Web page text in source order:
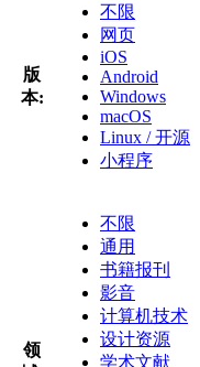
版
本:
不限
网页
iOS
Android
Windows
macOS
Linux / 开源
小程序
领
不限
通用
书籍报刊
影音
计算机技术
设计资源
学术文献